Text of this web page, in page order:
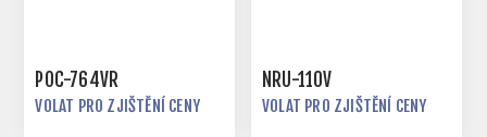
POC-764VR
VOLAT PRO ZJIŠTĚNÍ CENY
NRU-110V
VOLAT PRO ZJIŠTĚNÍ CENY